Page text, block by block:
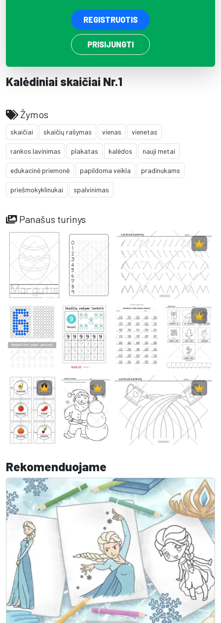
REGISTRUOTIS
PRISIJUNGTI
Kalėdiniai skaičiai Nr.1
Žymos
skaičiai skaičių rašymas vienas vienetas
rankos lavinimas plakatas kalėdos nauji metai
edukacinė priemonė papildoma veikla pradinukams
priešmokyklinukai spalvinimas
Panašus turinys
Rekomenduojame